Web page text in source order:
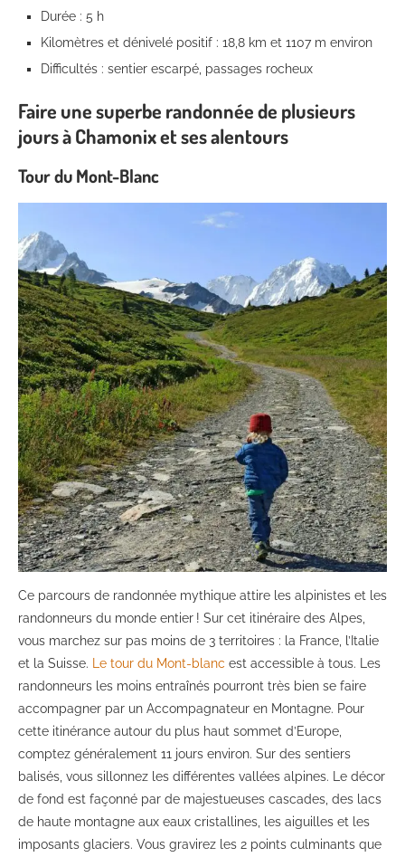
Durée : 5 h
Kilomètres et dénivelé positif : 18,8 km et 1107 m environ
Difficultés : sentier escarpé, passages rocheux
Faire une superbe randonnée de plusieurs
jours à Chamonix et ses alentours
Tour du Mont-Blanc
Ce parcours de randonnée mythique attire les alpinistes et les
randonneurs du monde entier ! Sur cet itinéraire des Alpes,
vous marchez sur pas moins de 3 territoires : la France, l’Italie
et la Suisse.
Le tour du Mont-blanc est accessible à tous. Les
randonneurs les moins entraînés pourront très bien se faire
accompagner par un Accompagnateur en Montagne. Pour
cette itinérance autour du plus haut sommet d’Europe,
comptez généralement 11 jours environ. Sur des sentiers
balisés, vous sillonnez les différentes vallées alpines. Le décor
de fond est façonné par de majestueuses cascades, des lacs
de haute montagne aux eaux cristallines, les aiguilles et les
imposants glaciers. Vous gravirez les 2 points culminants que